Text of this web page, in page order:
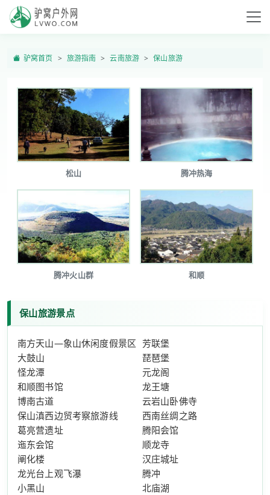
驴窝首页 旅游指南 云南旅游 保山旅游
松山 腾冲热海
腾冲火山群 和顺
保山旅游景点
南方天山—象山休闲度假景区 芳联堡
大鼓山
琵琶堡
怪龙潭
元龙阁
和顺图书馆
龙王塘
博南古道
云岩山卧佛寺
保山滇西边贸考察旅游线
西南丝绸之路
葛亮营遗址
腾阳会馆
迤东会馆
顺龙寺
阐化楼
汉庄城址
龙光台上观飞瀑
腾冲
小黑山
北庙湖